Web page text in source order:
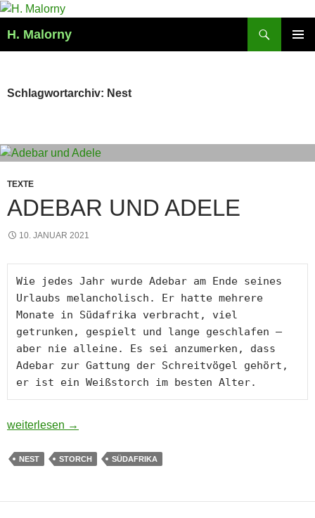
Zum
springen
H. Malorny
Schlagwortarchiv: Nest
TEXTE
ADEBAR UND ADELE
10. JANUAR 2021
Wie jedes Jahr wurde Adebar am Ende seines
Urlaubs melancholisch. Er hatte mehrere
Monate in Südafrika verbracht, viel
getrunken, gespielt und lange geschlafen –
aber nie alleine. Es sei anzumerken, dass
Adebar zur Gattung der Schreitvögel gehört,
er ist ein Weißstorch im besten Alter.
Adebar und Adele
weiterlesen →
NEST STORCH SÜDAFRIKA